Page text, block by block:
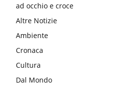
ad occhio e croce
Altre Notizie
Ambiente
Cronaca
Cultura
Dal Mondo